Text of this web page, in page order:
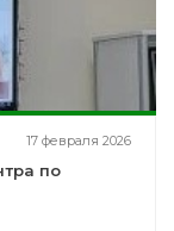
17 февраля 2026
по